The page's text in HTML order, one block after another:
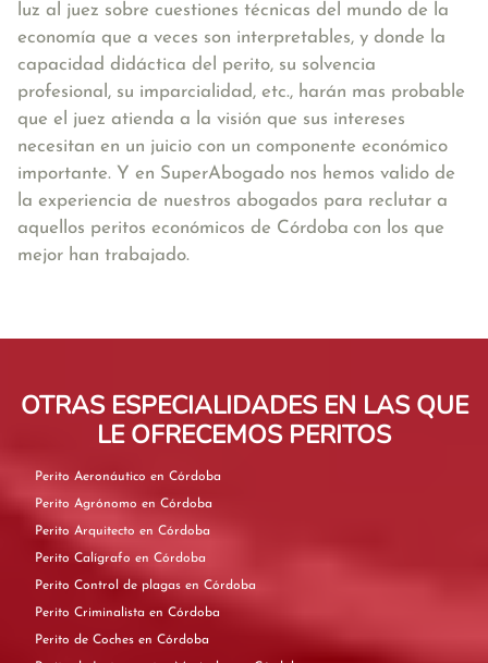
luz al juez sobre cuestiones técnicas del mundo de la
economía que a veces son interpretables, y donde la
capacidad didáctica del perito, su solvencia
profesional, su imparcialidad, etc., harán mas probable
que el juez atienda a la visión que sus intereses
necesitan en un juicio con un componente económico
importante. Y en SuperAbogado nos hemos valido de
la experiencia de nuestros abogados para reclutar a
aquellos peritos económicos de Córdoba con los que
mejor han trabajado.
OTRAS ESPECIALIDADES EN LAS QUE
LE OFRECEMOS PERITOS
Perito Aeronáutico en Córdoba
Perito Agrónomo en Córdoba
Perito Arquitecto en Córdoba
Perito Calígrafo en Córdoba
Perito Control de plagas en Córdoba
Perito Criminalista en Córdoba
Perito de Coches en Córdoba